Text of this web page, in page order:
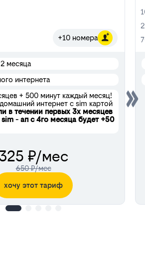
+10 номера
месяца
интернета
+ 500 минут каждый месяц!
интернет с sim картой
в течении первых 3х месяцев
sim - ап с 4го месяца будет +50
₽/мес
650 ₽/мес
хочу этот тариф